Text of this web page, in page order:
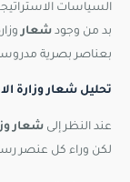
السياسات
بد من وجود شعار
بعناصر بصرية
تحليل شعار وزارة
عند النظر إلى شعار
لكن وراء كل عنصر